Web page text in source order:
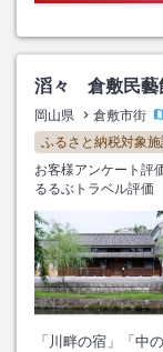
滔々 倉敷民藝
岡山県 倉敷市街
ふるさと納税対象施
お客様アンケート評
るるぶトラベル評価
「川畔の宿」「中